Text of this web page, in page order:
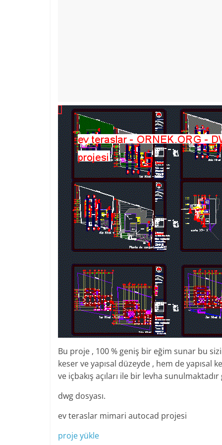
Bu proje , 100 % geniş bir eğim sunar bu
keser ve yapısal düzeyde , hem de yapısal
ve içbakış açıları ile bir levha
dwg dosyası.
ev teraslar mimari autocad projesi
proje yükle